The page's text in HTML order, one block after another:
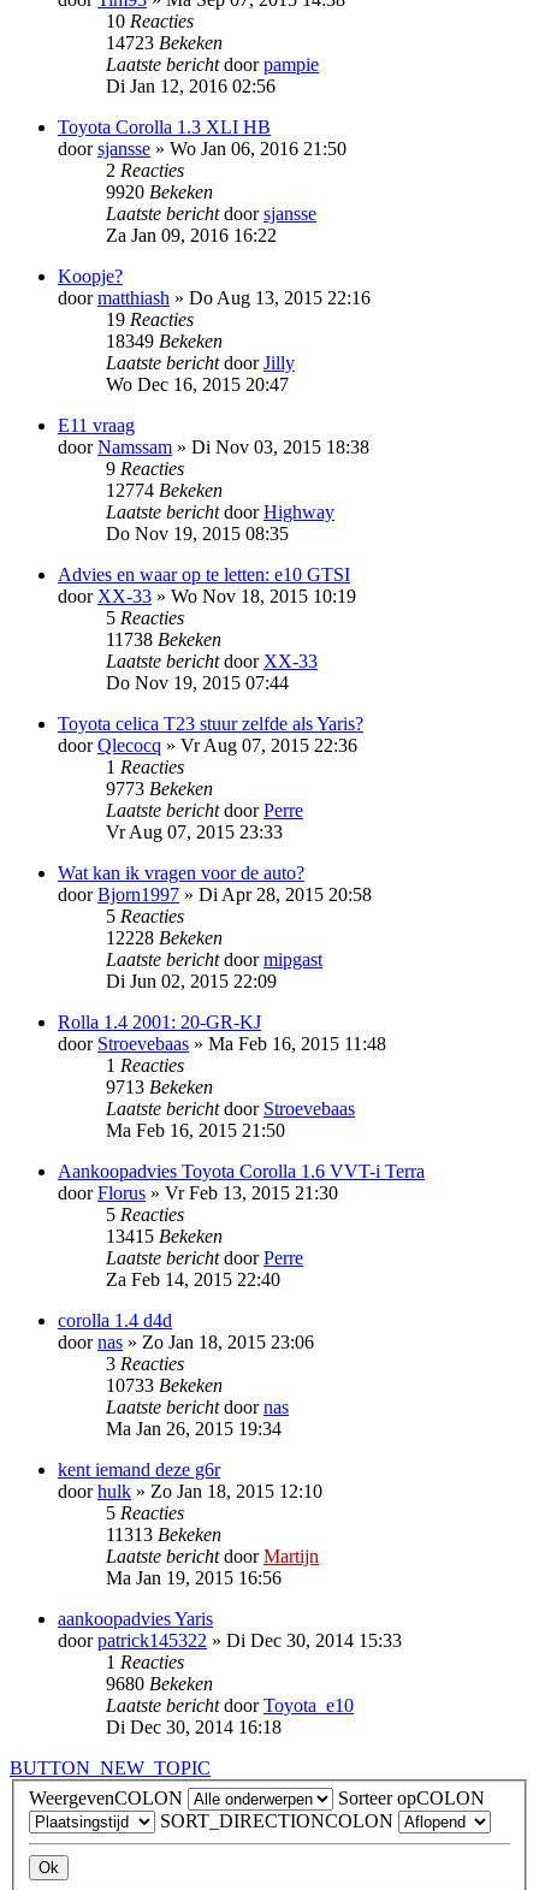
10 Reacties
14723 Bekeken
Laatste berichtdoorpampie
Di Jan 12, 2016 02:56
Toyota Corolla 1.3 XLI HB
doorsjansse » Wo Jan 06, 2016 21:50
2 Reacties
9920 Bekeken
Laatste berichtdoorsjansse
Za Jan 09, 2016 16:22
Koopje?
doormatthiash » Do Aug 13, 2015 22:16
19 Reacties
18349 Bekeken
Laatste berichtdoorJilly
Wo Dec 16, 2015 20:47
E11 vraag
doorNamssam » Di Nov 03, 2015 18:38
9 Reacties
12774 Bekeken
Laatste berichtdoorHighway
Do Nov 19, 2015 08:35
Advies en waar op te letten: e10 GTSI
door XX-33 » Wo Nov 18, 2015 10:19
5 Reacties
11738 Bekeken
Laatste berichtdoor XX-33
Do Nov 19, 2015 07:44
Toyota celica T23 stuur zelfde als Yaris?
doorQlecocq » Vr Aug 07, 2015 22:36
1 Reacties
9773 Bekeken
Laatste berichtdoorPerre
Vr Aug 07, 2015 23:33
Wat kan ik vragen voor de auto?
doorBjorn1997 » Di Apr 28, 2015 20:58
5 Reacties
12228 Bekeken
Laatste berichtdoormipgast
Di Jun 02, 2015 22:09
Rolla 1.4 2001: 20-GR-KJ
door Stroevebaas » Ma Feb 16, 2015 11:48
1 Reacties
9713 Bekeken
Laatste berichtdoor Stroevebaas
Ma Feb 16, 2015 21:50
Aankoopadvies Toyota Corolla 1.6 VVT-i Terra
doorFlorus » Vr Feb 13, 2015 21:30
5 Reacties
13415 Bekeken
Laatste berichtdoorPerre
Za Feb 14, 2015 22:40
corolla 1.4 d4d
doornas » Zo Jan 18, 2015 23:06
3 Reacties
10733 Bekeken
Laatste berichtdoornas
Ma Jan 26, 2015 19:34
kent iemand deze g6r
doorhulk » Zo Jan 18, 2015 12:10
5 Reacties
11313 Bekeken
Laatste berichtdoorMartijn
Ma Jan 19, 2015 16:56
aankoopadvies Yaris
doorpatrick145322 » Di Dec 30, 2014 15:33
1 Reacties
9680 Bekeken
Laatste berichtdoorToyota_e10
Di Dec 30, 2014 16:18
BUTTON_NEW_TOPIC
WeergevenCOLON
Sorteer opCOLON
SORT_DIRECTIONCOLON